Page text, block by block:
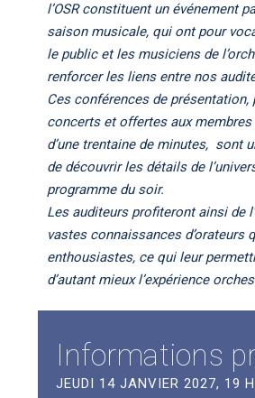
l’OSR constituent un événement
saison musicale, qui ont pour
le public et les musiciens de
renforcer les liens entre nos
Ces conférences de présentation,
concerts et offertes aux membres
d’une trentaine de minutes, sont
de découvrir les détails de
programme du soir.
Les auditeurs profiteront ainsi de
vastes connaissances d’orateurs
enthousiastes, ce qui leur
d’autant mieux l’expérience
Informations
JEUDI 14 JANVIER 2027, 19